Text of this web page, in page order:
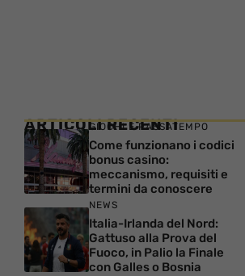
ARTICOLI RECENTI
GIOCHI E PASSATEMPO
Come funzionano i codici
bonus casino:
meccanismo, requisiti e
termini da conoscere
NEWS
Italia-Irlanda del Nord:
Gattuso alla Prova del
Fuoco, in Palio la Finale
con Galles o Bosnia